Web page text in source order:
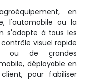
en
l'automobile ou la
s'adapte à tous les
visuel rapide
ou de grandes
déployable en
pour fiabiliser